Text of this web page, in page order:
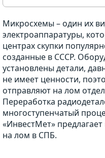
Микросхемы – один их
электроаппаратуры,
центрах скупки
созданные в СССР.
установлены детали,
не имеет ценности,
отправляют на лом
Переработка
многоступенчатый
«ИнвестМет»
на лом в СПБ.